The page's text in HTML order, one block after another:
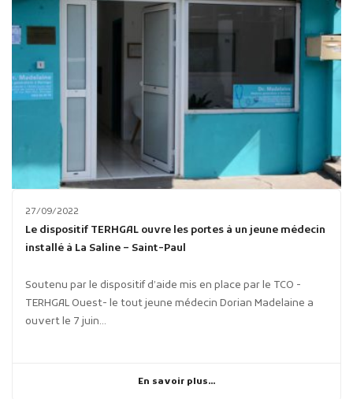
27/09/2022
Le dispositif TERHGAL ouvre les portes à un jeune médecin
installé à La Saline – Saint-Paul
Soutenu par le dispositif d’aide mis en place par le TCO -
TERHGAL Ouest- le tout jeune médecin Dorian Madelaine a
ouvert le 7 juin...
En savoir plus...